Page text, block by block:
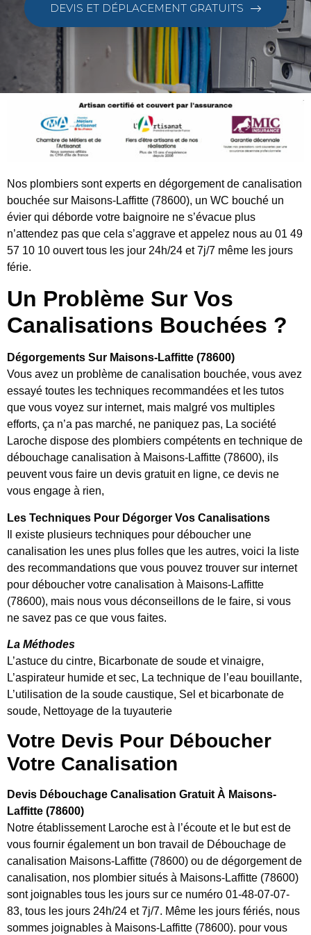
DEVIS ET DÉPLACEMENT GRATUITS
Nos plombiers sont experts en dégorgement de canalisation
bouchée sur Maisons-Laffitte (78600), un WC bouché un
évier qui déborde votre baignoire ne s’évacue plus
n’attendez pas que cela s’aggrave et appelez nous au 01 49
57 10 10 ouvert tous les jour 24h/24 et 7j/7 même les jours
férie.
Un Problème Sur Vos
Canalisations Bouchées ?
Dégorgements Sur Maisons-Laffitte (78600)
Vous avez un problème de canalisation bouchée, vous avez
essayé toutes les techniques recommandées et les tutos
que vous voyez sur internet, mais malgré vos multiples
efforts, ça n’a pas marché, ne paniquez pas, La société
Laroche dispose des plombiers compétents en technique de
débouchage canalisation à Maisons-Laffitte (78600), ils
peuvent vous faire un devis gratuit en ligne, ce devis ne
vous engage à rien,
Les Techniques Pour Dégorger Vos Canalisations
Il existe plusieurs techniques pour déboucher une
canalisation les unes plus folles que les autres, voici la liste
des recommandations que vous pouvez trouver sur internet
pour déboucher votre canalisation à Maisons-Laffitte
(78600), mais nous vous déconseillons de le faire, si vous
ne savez pas ce que vous faites.
La Méthodes
L’astuce du cintre, Bicarbonate de soude et vinaigre,
L’aspirateur humide et sec, La technique de l’eau bouillante,
L’utilisation de la soude caustique, Sel et bicarbonate de
soude, Nettoyage de la tuyauterie
Votre Devis Pour Déboucher
Votre Canalisation
Devis Débouchage Canalisation Gratuit À Maisons-
Laffitte (78600)
Notre établissement Laroche est à l’écoute et le but est de
vous fournir également un bon travail de Débouchage de
canalisation Maisons-Laffitte (78600) ou de dégorgement de
canalisation, nos plombier situés à Maisons-Laffitte (78600)
sont joignables tous les jours sur ce numéro 01-48-07-07-
83, tous les jours 24h/24 et 7j/7. Même les jours fériés, nous
sommes joignables à Maisons-Laffitte (78600). pour vous